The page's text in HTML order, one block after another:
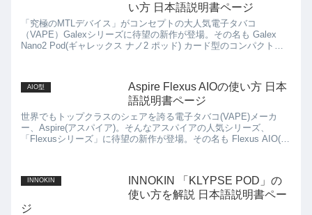
い方 日本語説明書ページ
「究極のMTLデバイス」がコンセプトの大人気電子タバコ
（VAPE）Galexシリーズに待望の新作が登場。その名も Galex
Nano2 Pod(ギャレックス ナノ2 ポッド) カード型のコンパクトな
AIO型
Aspire Flexus AIOの使い方 日本
語説明書ページ
世界でもトップクラスのシェアを誇る電子タバコ(VAPE)メーカ
ー、Aspire(アスパイア)。そんなアスパイアの人気シリーズ、
「Flexusシリーズ」に待望の新作が登場。その名も Flexus AIO(フ
INNOKIN
INNOKIN 「KLYPSE POD」の
使い方を解説 日本語説明書ペー
ジ